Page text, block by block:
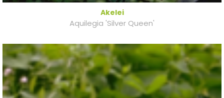
Akelei
Aquilegia 'Silver Queen'